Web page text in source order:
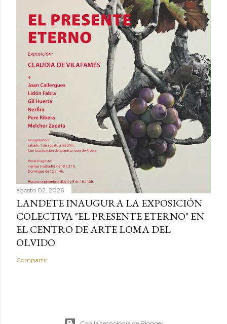
agosto 02, 2026
LANDETE INAUGURA LA EXPOSICIÓN
COLECTIVA "EL PRESENTE ETERNO" EN
EL CENTRO DE ARTE LOMA DEL
OLVIDO
Compartir